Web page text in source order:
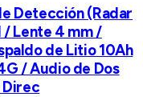
Detección (Radar
/ Lente 4 mm /
de Litio 10Ah
/ Audio de Dos
Direc